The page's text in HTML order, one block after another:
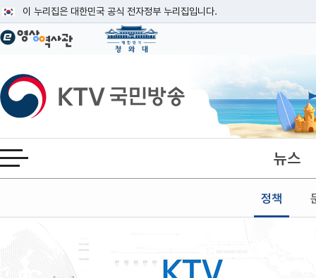
이 누리집은 대한민국 공식 전자정부 누리집입니다.
공식 누리집 주소 확인하기
이밖에 or.kr 또는 .kr등 다른 도메인 주소를 사용하고 있다면 아래 URL에서
운영중인 공식 누리집보기
KTV국민방송
전체메뉴 열기 뉴스
정책
본문